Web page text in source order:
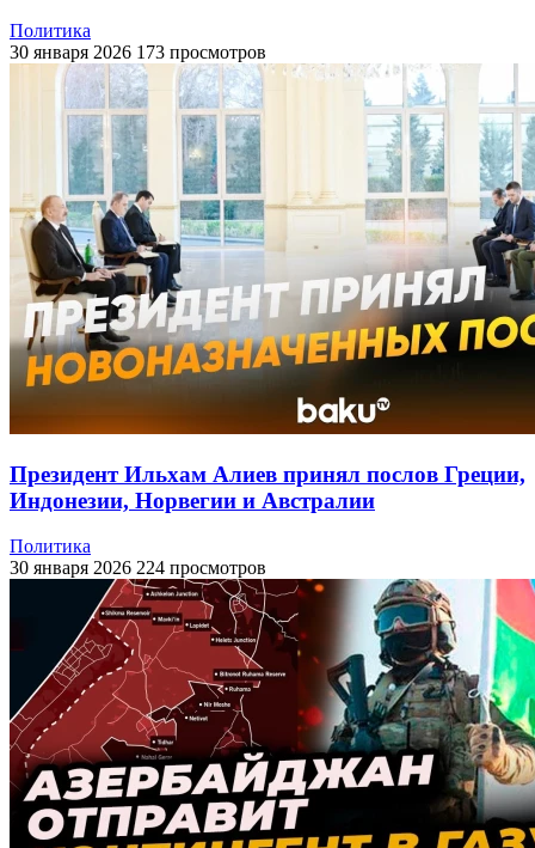
Политика
30 января 2026 173 просмотров
Президент Ильхам Алиев принял послов Греции,
Индонезии, Норвегии и Австралии
Политика
30 января 2026 224 просмотров